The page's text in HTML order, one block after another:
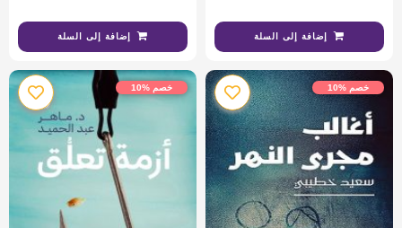
إضافة إلى السلة إضافة إلى السلة
خصم %10 خصم %10